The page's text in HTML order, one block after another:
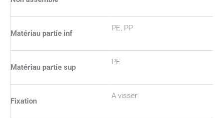
Matériau partie inf
PE, PP
Matériau partie sup
PE
Fixation
A visser